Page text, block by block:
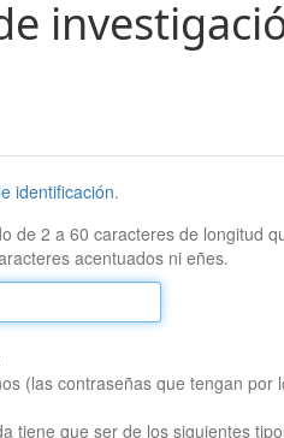
identificación.
de 2 a 60 caracteres de longitud
acentuados ni eñes.
(las contraseñas que tengan
tiene que ser de los siguientes